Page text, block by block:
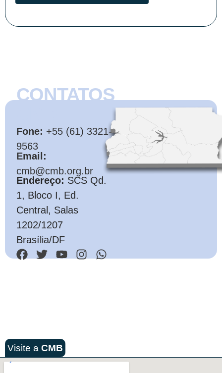
CONTATOS
Fone: +55 (61) 3321-
9563
Email:
cmb@cmb.org.br
Endereço: SCS Qd.
1, Bloco I, Ed.
Central, Salas
1202/1207
Brasília/DF
Visite a CMB